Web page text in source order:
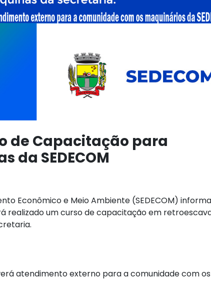
de Capacitação para
da SEDECOM
Econômico e Meio Ambiente (SEDECOM)
realizado um curso de capacitação em
atendimento externo para a comunidade com os